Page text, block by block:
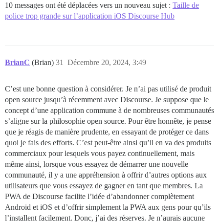
10 messages ont été déplacées vers un nouveau sujet : Taille de
police trop grande sur l’application iOS Discourse Hub
BrianC (Brian) Décembre 20, 2024, 3:49
31
C’est une bonne question à considérer. Je n’ai pas utilisé de produit
open source jusqu’à récemment avec Discourse. Je suppose que le
concept d’une application commune à de nombreuses communautés
s’aligne sur la philosophie open source. Pour être honnête, je pense
que je réagis de manière prudente, en essayant de protéger ce dans
quoi je fais des efforts. C’est peut-être ainsi qu’il en va des produits
commerciaux pour lesquels vous payez continuellement, mais
même ainsi, lorsque vous essayez de démarrer une nouvelle
communauté, il y a une appréhension à offrir d’autres options aux
utilisateurs que vous essayez de gagner en tant que membres. La
PWA de Discourse facilite l’idée d’abandonner complètement
Android et iOS et d’offrir simplement la PWA aux gens pour qu’ils
l’installent facilement. Donc, j’ai des réserves. Je n’aurais aucune